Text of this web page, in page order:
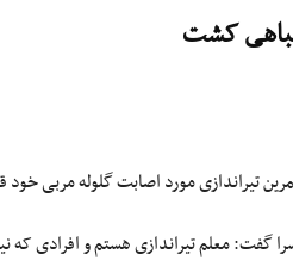
کشت
تیراندازی مورد اصابت گلوله مربی
گفت: معلم تیراندازی هستم و افرادی که